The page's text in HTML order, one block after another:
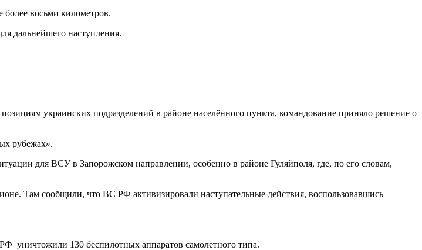
восьми километров.
дальнейшего наступления.
украинских подразделений в районе населённого пункта, командование приняло решение о
рубежах».
для ВСУ в Запорожском направлении, особенно в районе Гуляйполя, где, по его словам,
Там сообщили, что ВС РФ активизировали наступательные действия, воспользовавшись
130 беспилотных аппаратов самолетного типа.